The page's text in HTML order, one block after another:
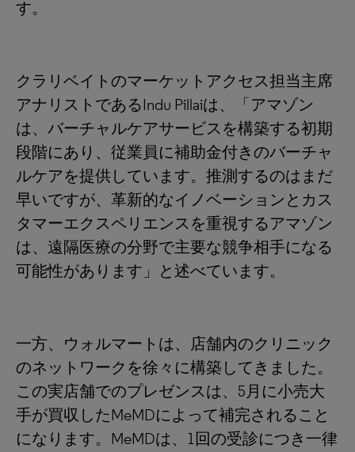
す。
クラリベイトのマーケットアクセス担当主席
アナリストであるIndu Pillaiは、「アマゾン
は、バーチャルケアサービスを構築する初期
段階にあり、従業員に補助金付きのバーチャ
ルケアを提供しています。推測するのはまだ
早いですが、革新的なイノベーションとカス
タマーエクスペリエンスを重視するアマゾン
は、遠隔医療の分野で主要な競争相手になる
可能性があります」と述べています。
一方、ウォルマートは、店舗内のクリニック
のネットワークを徐々に構築してきました。
この実店舗でのプレゼンスは、5月に小売大
手が買収したMeMDによって補完されること
になります。MeMDは、1回の受診につき一律